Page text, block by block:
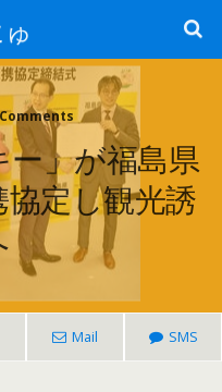
Comments
」が福島県
定し観光誘
Mail SMS